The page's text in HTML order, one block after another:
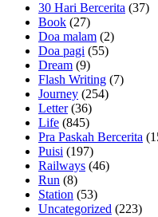
30 Hari Bercerita (37)
Book (27)
Doa malam (2)
Doa pagi (55)
Dream (9)
Flash Writing (7)
Journey (254)
Letter(36)
Life (845)
Pra Paskah Bercerita
Puisi (197)
Railways (46)
Run (8)
Station (53)
Uncategorized (223)